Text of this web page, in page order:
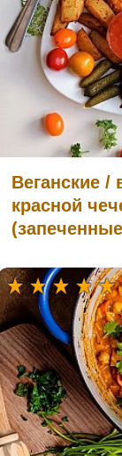
Веганские /
красной